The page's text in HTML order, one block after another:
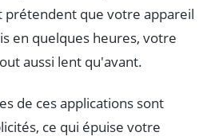
prétendent que votre appareil
en quelques heures, votre
aussi lent qu'avant.
de ces applications sont
ce qui épuise votre